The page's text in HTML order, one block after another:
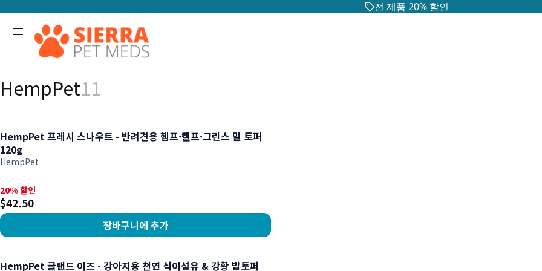
전 제품 20% 할인
HempPet11
HempPet 프레시 스나우트 - 반려견용 헴프·켈프·그린스 밀 토퍼
120g
HempPet
20% 할인, $42.50
20% 할인
$42.50
장바구니에 추가
HempPet 글랜드 이즈 - 강아지용 천연 식이섬유 & 강황 밥토퍼